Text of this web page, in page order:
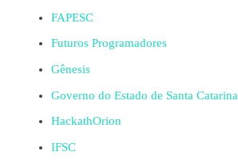
FAPESC
Futuros Programadores
Gênesis
Governo do Estado de Santa Catarina
HackathOrion
IFSC